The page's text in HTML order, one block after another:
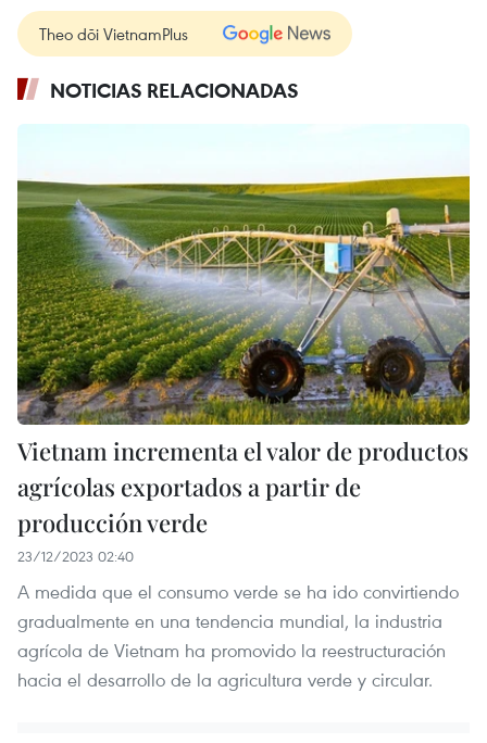
Theo dõi VietnamPlus
NOTICIAS RELACIONADAS
Vietnam incrementa el valor de productos
agrícolas exportados a partir de
producción verde
23/12/2023 02:40
A medida que el consumo verde se ha ido convirtiendo
gradualmente en una tendencia mundial, la industria
agrícola de Vietnam ha promovido la reestructuración
hacia el desarrollo de la agricultura verde y circular.